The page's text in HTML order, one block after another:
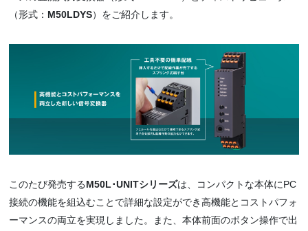
（形式： M50LDYS）をご紹介します。
このたび発売するM50L･UNITシリーズは、コンパクトな本体にPC
接続の機能を組込むことで詳細な設定ができ高機能とコストパフォ
ーマンスの両立を実現しました。また、本体前面のボタン操作で出